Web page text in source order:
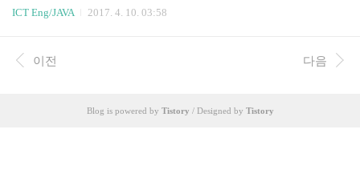
는 실행 중인 스레드를 즉시 종료할 필요가 있다. 예를 들어 동영상
을 끝까지 보지 않고, 사용자가 멈춤을 요구하는 경우가 이에 해당한
하고 있는데, 이 메소드는 deprecated 되었다. 이유가 뭘까? Oracle이
제공하는 JAVA API 문서를 보면 Deprecated. This method is inherently
ICT Eng/JAVA 2017. 4. 10. 03:58
이전 다음
Blog is powered by Tistory / Designed by Tistory